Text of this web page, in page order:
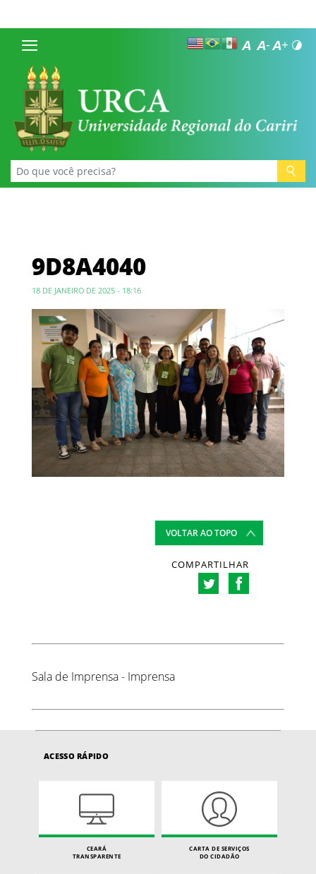
9D8A4040
18 DE JANEIRO DE 2025 - 18:16
VOLTAR AO TOPO
COMPARTILHAR
Sala de Imprensa - Imprensa
ACESSO RÁPIDO
CEARÁ
TRANSPARENTE
CARTA DE SERVIÇOS
DO CIDADÃO